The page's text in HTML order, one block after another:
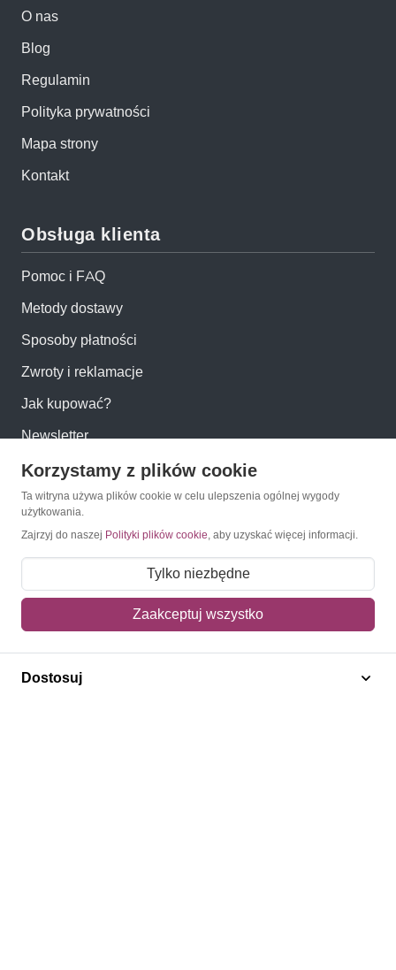
O nas
Blog
Regulamin
Polityka prywatności
Mapa strony
Kontakt
Obsługa klienta
Pomoc i FAQ
Metody dostawy
Sposoby płatności
Zwroty i reklamacje
Jak kupować?
Newsletter
Konto
Moje konto
Mój koszyk
Adres dostawy
Polecamy
Korzystamy z plików cookie
Ta witryna używa plików cookie w celu ulepszenia ogólnej wygody
użytkowania.
Zajrzyj do naszej Polityki plików cookie, aby uzyskać więcej informacji.
Tylko niezbędne
Zaakceptuj wszystko
Dostosuj